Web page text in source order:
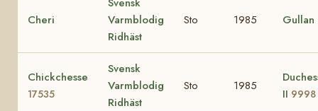
Cheri
Varmblodig
Ridhäst
Sto 1985 Gullan
Chickchesse
17535
Svensk
Varmblodig
Ridhäst
Sto 1985
II 9998